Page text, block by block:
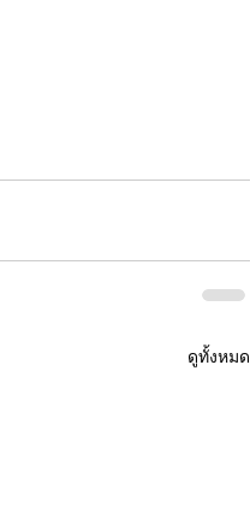
ดูทั้งหมด